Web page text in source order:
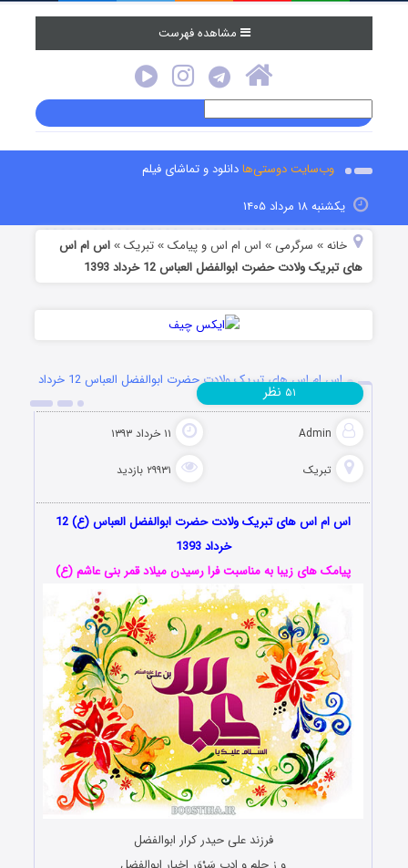
مشاهده فهرست
وب‌سایت دوستی‌هادانلود و تماشای فیلم
یکشنبه ۱۸ مرداد ۱۴۰۵
خانه » سرگرمی » اس ام اس و پیامک »تبریک »اس ام اس
های تبریک ولادت حضرت ابوالفضل العباس 12 خرداد 1393
اس ام اس های تبریک ولادت حضرت ابوالفضل العباس 12 خرداد
1393
Admin ۱۱ خرداد ۱۳۹۳
تبریک ۲۹۹۳۱ بازدید
۵۱ نظر
اس ام اس های تبریک ولادت حضرت ابوالفضل العباس (ع) 12
خرداد 1393
پیامک های زیبا به مناسبت فرا رسیدن میلاد قمر بنی عاشم (ع)
فرزند على حیدر کرار ابوالفضل